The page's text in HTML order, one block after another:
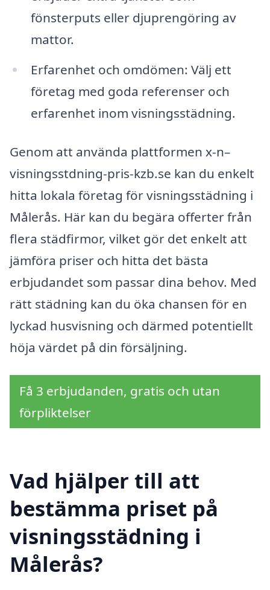
fönsterputs eller djuprengöring av
mattor.
Erfarenhet och omdömen: Välj ett
företag med goda referenser och
erfarenhet inom visningsstädning.
Genom att använda plattformen x-n–
visningsstdning-pris-kzb.se kan du enkelt
hitta lokala företag för visningsstädning i
Målerås. Här kan du begära offerter från
flera städfirmor, vilket gör det enkelt att
jämföra priser och hitta det bästa
erbjudandet som passar dina behov. Med
rätt städning kan du öka chansen för en
lyckad husvisning och därmed potentiellt
höja värdet på din försäljning.
Få 3 erbjudanden, gratis och utan
förpliktelser
Vad hjälper till att
bestämma priset på
visningsstädning i
Målerås?